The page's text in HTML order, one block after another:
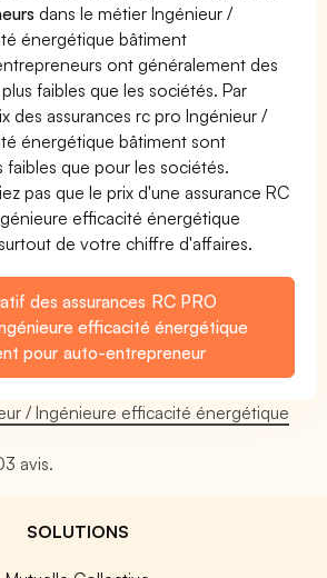
dans le métier Ingénieur /
énergétique bâtiment
ont généralement des
faibles que les sociétés. Par
des assurances rc pro Ingénieur /
énergétique bâtiment sont
faibles que pour les sociétés.
pas que le prix d'une assurance RC
efficacité énergétique
de votre chiffre d'affaires.
des assurances RC PRO
efficacité énergétique
pour auto-entrepreneur
/ Ingénieure efficacité énergétique
avis.
SOLUTIONS